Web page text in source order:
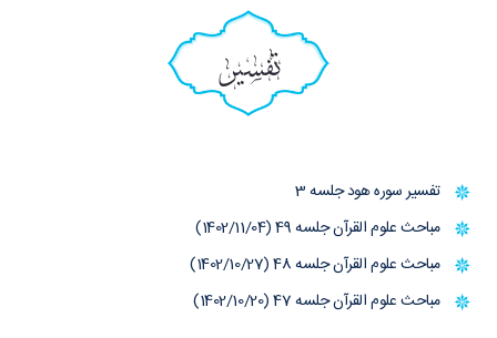
تفسیر
تفسیر سوره هود جلسه 3
مباحث علوم القرآن جلسه 49 (1402/11/04)
مباحث علوم القرآن جلسه 48 (1402/10/27)
مباحث علوم القرآن جلسه 47 (1402/10/20)